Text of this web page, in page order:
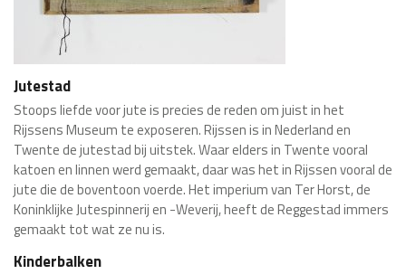
Jutestad
Stoops liefde voor jute is precies de reden om juist in het
Rijssens Museum te exposeren. Rijssen is in Nederland en
Twente de jutestad bij uitstek. Waar elders in Twente vooral
katoen en linnen werd gemaakt, daar was het in Rijssen vooral de
jute die de boventoon voerde. Het imperium van Ter Horst, de
Koninklijke Jutespinnerij en -Weverij, heeft de Reggestad immers
gemaakt tot wat ze nu is.
Kinderbalken